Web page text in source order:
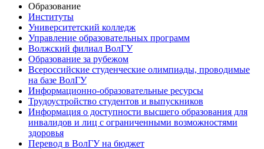
Образование
Институты
Университетский колледж
Управление образовательных программ
Волжский филиал ВолГУ
Образование за рубежом
Всероссийские студенческие олимпиады, проводимые
на базе ВолГУ
Информационно-образовательные ресурсы
Трудоустройство студентов и выпускников
Информация о доступности высшего образования для
инвалидов и лиц с ограниченными возможностями
здоровья
Перевод в ВолГУ на бюджет